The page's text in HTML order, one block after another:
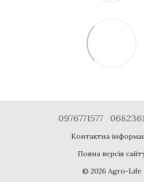
0976771577
Контактна
Повна версія
© 2026 Agro-Life